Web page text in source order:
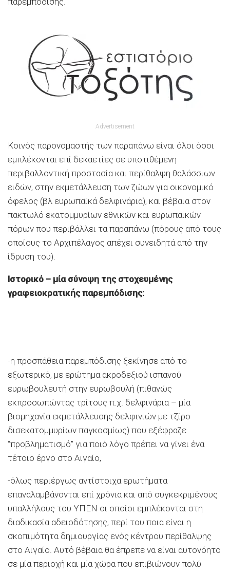
Advertisement
Κοινός παρονομαστής των παραπάνω είναι όλοι όσοι
εμπλέκονται επί δεκαετίες σε υποτιθέμενη
περιβαλλοντική προστασία και περίθαλψη θαλάσσιων
ειδών, στην εκμετάλλευση των ζώων για οικονομικό
όφελος (βλ ευρωπαϊκά δελφινάρια), και βέβαια στον
πακτωλό εκατομμυρίων εθνικών και ευρωπαϊκών
πόρων που περιβάλλει τα παραπάνω (πόρους από τους
οποίους το Αρχιπέλαγος απέχει συνειδητά από την
ίδρυση του).
Ιστορικό – μία σύνοψη της στοχευμένης
γραφειοκρατικής παρεμπόδισης:
-η προσπάθεια παρεμπόδισης ξεκίνησε από το
εξωτερικό, με ερώτημα ακροδεξιού ισπανού
ευρωβουλευτή στην ευρωβουλή (πιθανώς
εκπροσωπώντας τρίτους π.χ. δελφινάρια – μία
βιομηχανία εκμετάλλευσης δελφινιών με τζίρο
δισεκατομμυρίων παγκοσμίως) που εξέφραζε
“προβληματισμό” για ποιό λόγο πρέπει να γίνει ένα
τέτοιο έργο στο Αιγαίο,
-όλως περιέργως αντίστοιχα ερωτήματα
επαναλαμβάνονται επί χρόνια και από συγκεκριμένους
υπαλλήλους του ΥΠΕΝ οι οποίοι εμπλέκονται στη
διαδικασία αδειοδότησης, περί του ποια είναι η
σκοπιμότητα δημιουργίας ενός κέντρου περίθαλψης
στο Αιγαίο. Αυτό βέβαια θα έπρεπε να είναι αυτονόητο
σε μία περιοχή και μία χώρα που επιβιώνουν πολύ